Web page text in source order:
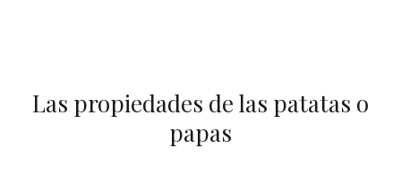
Las propiedades de las patatas o
papas